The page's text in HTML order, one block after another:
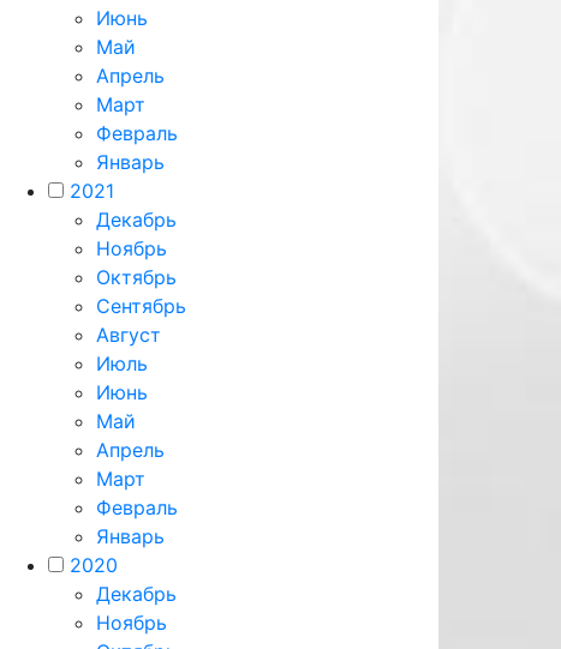
Июнь
Май
Апрель
Март
Февраль
Январь
2021
Декабрь
Ноябрь
Октябрь
Сентябрь
Август
Июль
Июнь
Май
Апрель
Март
Февраль
Январь
2020
Декабрь
Ноябрь